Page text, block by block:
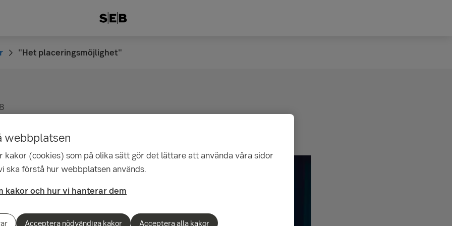
"Het placeringsmöjlighet"
webbplatsen
kakor (cookies) som på olika sätt gör det lättare att använda våra sidor
ska förstå hur webbplatsen används.
kakor och hur vi hanterar dem
Acceptera nödvändiga kakor Acceptera alla kakor